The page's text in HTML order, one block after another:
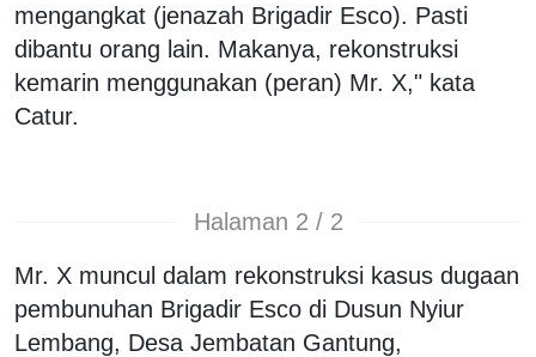
mengangkat (jenazah Brigadir Esco). Pasti
dibantu orang lain. Makanya, rekonstruksi
kemarin menggunakan (peran) Mr. X," kata
Catur.
Halaman 2 / 2
Mr. X muncul dalam rekonstruksi kasus dugaan
pembunuhan Brigadir Esco di Dusun Nyiur
Lembang, Desa Jembatan Gantung,